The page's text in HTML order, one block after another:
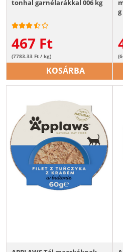
tonhal garnélarákkal 006 kg
467 Ft
(7783.33 Ft / kg)
KOSÁRBA
g